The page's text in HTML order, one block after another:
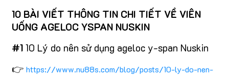
10 BÀI VIẾT THÔNG TIN CHI TIẾT VỀ VIÊN
UỐNG AGELOC YSPAN NUSKIN
#1 10 Lý do nên sử dụng ageloc y-span Nuskin
👉 https://www.nu88s.com/blog/posts/10-ly-do-nen-